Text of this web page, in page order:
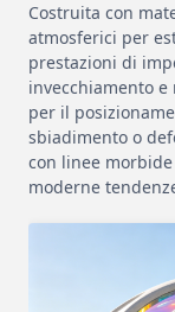
Costruita con
atmosferici per
prestazioni di
invecchiamento
per il
sbiadimento o
con linee
moderne